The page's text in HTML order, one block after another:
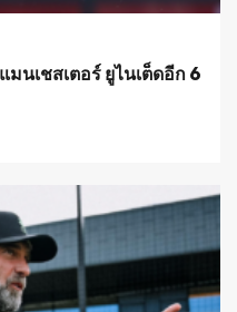
นเชสเตอร์ ยูไนเต็ดอีก 6